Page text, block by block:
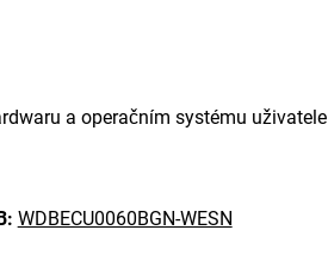
a operačním systému uživatele
WDBECU0060BGN-WESN